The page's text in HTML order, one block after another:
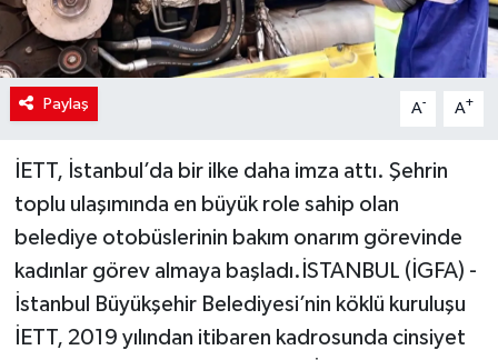
Paylaş A- A+
İETT, İstanbul’da bir ilke daha imza attı. Şehrin
toplu ulaşımında en büyük role sahip olan
belediye otobüslerinin bakım onarım görevinde
kadınlar görev almaya başladı.İSTANBUL (İGFA) -
İstanbul Büyükşehir Belediyesi’nin köklü kuruluşu
İETT, 2019 yılından itibaren kadrosunda cinsiyet